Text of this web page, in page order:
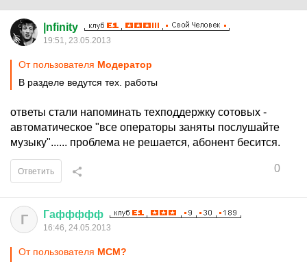
|nfinity
19:51, 23.05.2013
От пользователя Модератор
В разделе ведутся тех. работы
ответы стали напоминать техподдержку сотовых -
автоматическое "все операторы заняты послушайте
музыку"...... проблема не решается, абонент бесится.
0
Ответить
Г Гаффффф
16:46, 24.05.2013
От пользователя MСM?